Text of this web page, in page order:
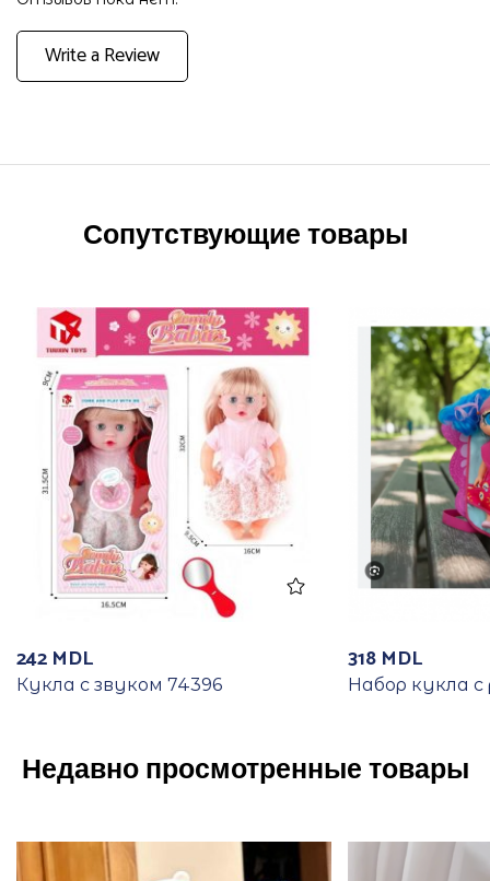
Write a Review
Сопутствующие товары
242 MDL
Кукла с звуком 74396
318 MDL
Набор кукла
Недавно просмотренные товары